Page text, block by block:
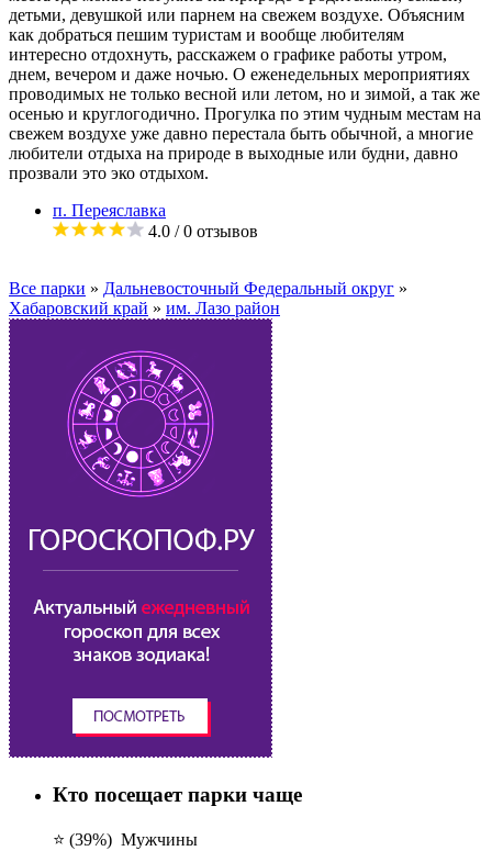
детьми, девушкой или парнем на свежем воздухе. Объясним
как добраться пешим туристам и вообще любителям
интересно отдохнуть, расскажем о графике работы утром,
днем, вечером и даже ночью. О еженедельных мероприятиях
проводимых не только весной или летом, но и зимой, а так же
осенью и круглогодично. Прогулка по этим чудным местам на
свежем воздухе уже давно перестала быть обычной, а многие
любители отдыха на природе в выходные или будни, давно
прозвали это эко отдыхом.
п. Переяславка
4.0 / 0 отзывов
Все парки » Дальневосточный Федеральный округ »
Хабаровский край » им. Лазо район
Кто посещает парки чаще
⭐ (39%) Мужчины